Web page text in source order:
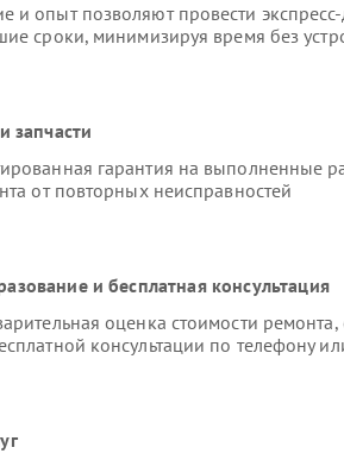
и опыт позволяют провести экспресс-
сроки, минимизируя время без
запчасти
гарантия на выполненные
от повторных неисправностей
и бесплатная консультация
оценка стоимости ремонта,
консультации по телефону